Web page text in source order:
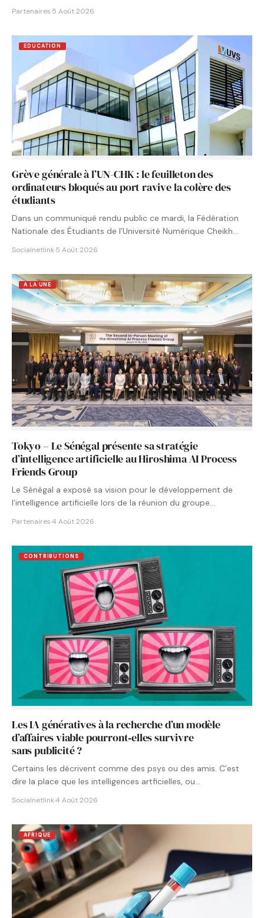
Partenaires·5 Août 2026
EDUCATION
Grève générale à l’UN-CHK : le feuilleton des
ordinateurs bloqués au port ravive la colère des
étudiants
Dans un communiqué rendu public ce mardi, la Fédération
Nationale des Étudiants de l’Université Numérique Cheikh
Socialnetlink·5 Août 2026
A LA UNE
Tokyo – Le Sénégal présente sa stratégie
d’intelligence artificielle au Hiroshima AI Process
Friends Group
Le Sénégal a exposé sa vision pour le développement de
l’intelligence artificielle lors de la réunion du groupe…
Partenaires·4 Août 2026
CONTRIBUTIONS
Les IA génératives à la recherche d’un modèle
d’affaires viable pourront‑elles survivre
sans publicité ?
Certains les décrivent comme des psys ou des amis. C’est
dire la place que les intelligences artficielles, ou…
Socialnetlink·4 Août 2026
AFRIQUE